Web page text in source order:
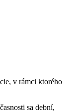
v rámci ktorého
sa dební,